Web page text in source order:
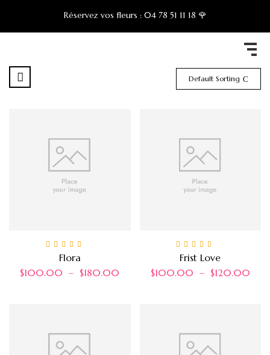
Réservez vos fleurs : 04 78 51 11 18 🌹
Default Sorting
Note5.00sur 5
Flora
$100.00 – $180.00
Note5.00sur 5
Frist Love
$100.00 – $120.00